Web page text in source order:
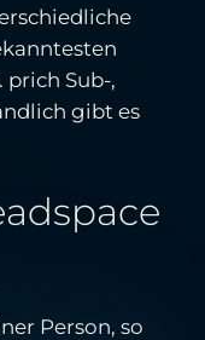
prich Sub-,
gibt es
Person, so